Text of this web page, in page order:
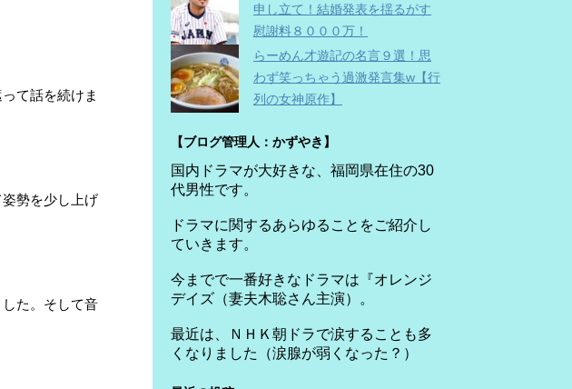
て話を続けま
勢を少し上げ
た。そして音
申し立て！結婚発表を揺るがす
慰謝料８０００万！
らーめん才遊記の名言９選！思
わず笑っちゃう過激発言集w【行
列の女神原作】
【ブログ管理人：かずやき】
国内ドラマが大好きな、福岡県在住の30
代男性です。
ドラマに関するあらゆることをご紹介し
ていきます。
今までで一番好きなドラマは『オレンジ
デイズ（妻夫木聡さん主演）。
最近は、ＮＨＫ朝ドラで涙することも多
くなりました（涙腺が弱くなった？）